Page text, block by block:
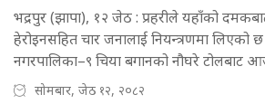
भद्रपुर (झापा), १२ जेठ : प्रहरीले यहाँको
हेरोइनसहित चार जनालाई नियन्त्रणमा लिएको
नगरपालिका–९ चिया बगानको नौघरे टोलबाट
सोमबार, जेठ १२, २०८२